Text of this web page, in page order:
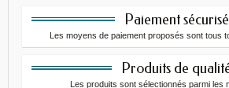
Paiement sécurisé
Les moyens de paiement proposés sont tous
Produits de
Les produits sont sélectionnés parmi les